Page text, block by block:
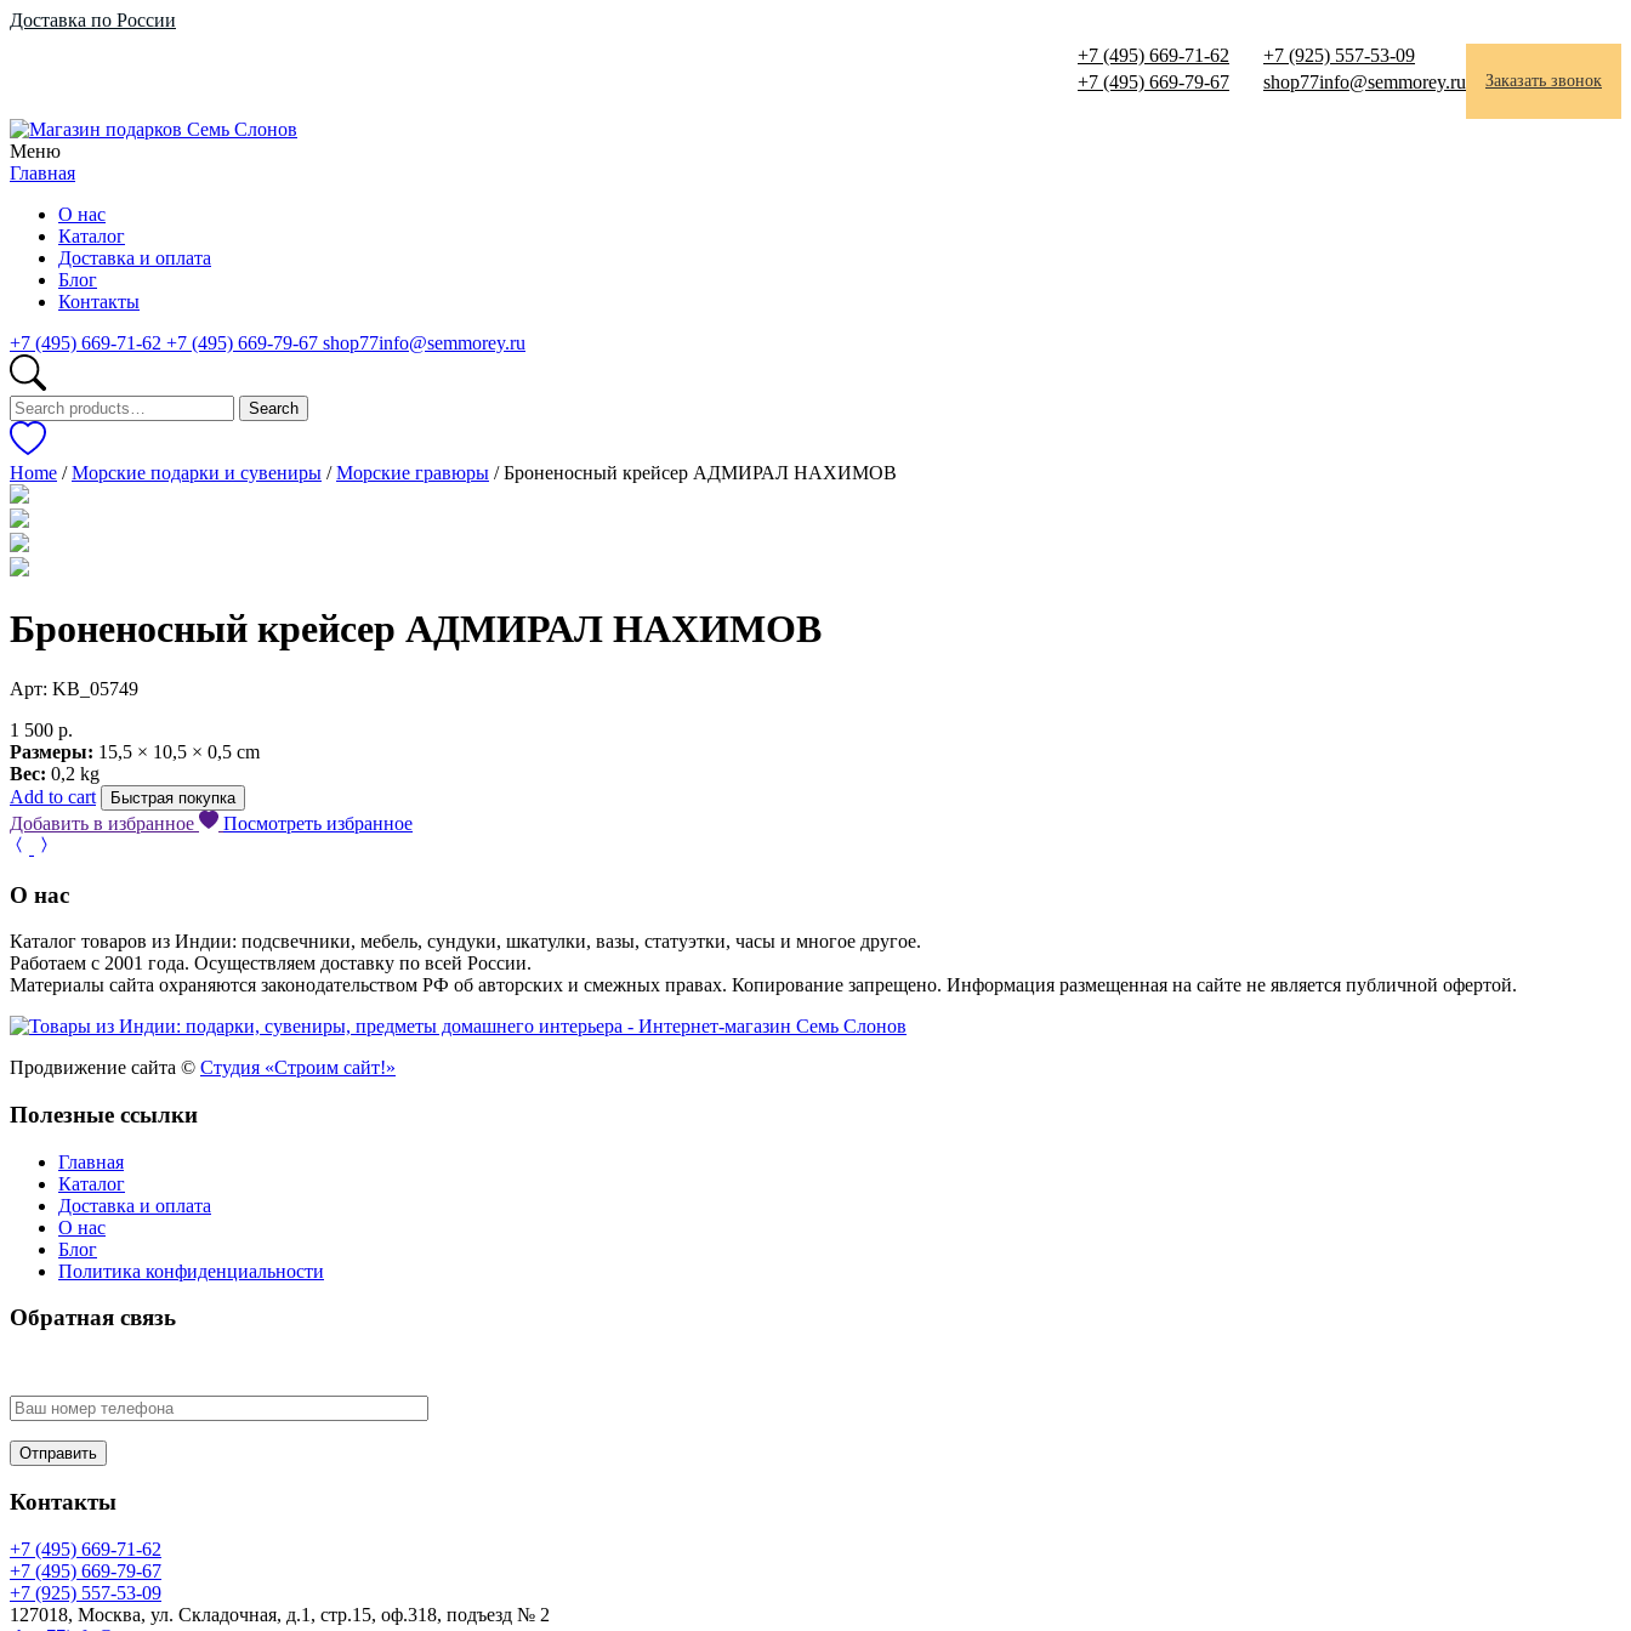
Доставка по России
+7 (495) 669-71-62
+7 (495) 669-79-67
+7 (925) 557-53-09
shop77info@semmorey.ru
Заказать звонок
Меню
Главная
О нас
Каталог
Доставка и оплата
Блог
Контакты
+7 (495) 669-71-62 +7 (495) 669-79-67 shop77info@semmorey.ru
Search
for:
Search
Home /Морские подарки и сувениры /Морские гравюры / Броненосный крейсер АДМИРАЛ НАХИМОВ
Броненосный крейсер АДМИРАЛ НАХИМОВ
Арт: KB_05749
1 500 р.
Размеры: 15,5 × 10,5 × 0,5 cm
Вес: 0,2 kg
Add to cart
Быстрая покупка
Добавить в избранное Посмотреть избранное
О нас
Каталог товаров из Индии: подсвечники, мебель, сундуки, шкатулки, вазы, статуэтки, часы и многое другое.
Работаем с 2001 года. Осуществляем доставку по всей России.
Материалы сайта охраняются законодательством РФ об авторских и смежных правах. Копирование запрещено. Информация размещенная на сайте не является публичной офертой.
Продвижение сайта © Студия «Строим сайт!»
Полезные ссылки
Главная
Каталог
Доставка и оплата
О нас
Блог
Политика конфиденциальности
Обратная связь
Контакты
+7 (495) 669-71-62
+7 (495) 669-79-67
+7 (925) 557-53-09
127018, Москва, ул. Складочная, д.1, стр.15, оф.318, подъезд № 2